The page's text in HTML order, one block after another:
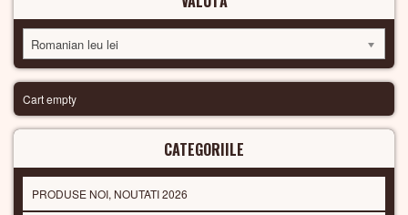
Romanian leu lei
Cart empty
CATEGORIILE
PRODUSE NOI, NOUTATI 2026